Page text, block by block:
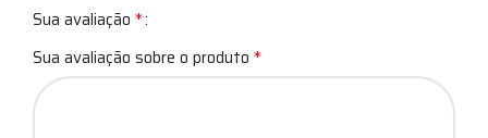
Sua avaliação *
Sua avaliação sobre o produto *